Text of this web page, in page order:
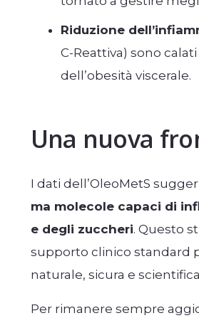
Riduzione
C-Reattiva) sono
dell’obesità viscerale.
Una nuova
I dati dell’OleoMetS
ma molecole capaci di
e degli zuccheri. Questo
supporto clinico standard
naturale, sicura e
Per rimanere sempre